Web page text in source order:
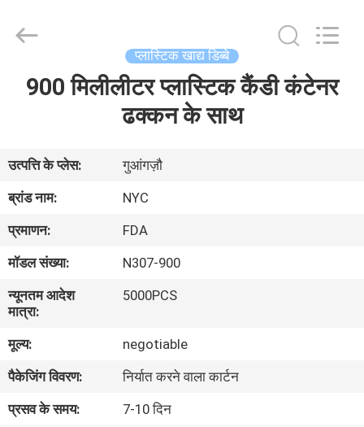
हमारे
बारे
कारखाना
गुणवत्ता
नियंत्रण
Products
Co.,Ltd..
Developed
प्लास्टिक खाद्य डिब्बे
900 मिलीलीटर प्लास्टिक कैंडी कंटेनर
ढक्कन के साथ
उत्पत्ति के प्लेस:
गुआंगज़ौ
ब्रांड नाम:
NYC
प्रमाणन:
FDA
मॉडल संख्या:
N307-900
न्यूनतम आदेश
मात्रा:
5000PCS
मूल्य:
negotiable
पैकेजिंग विवरण:
निर्यात करने वाला कार्टन
प्रसव के समय:
7-10 दिन